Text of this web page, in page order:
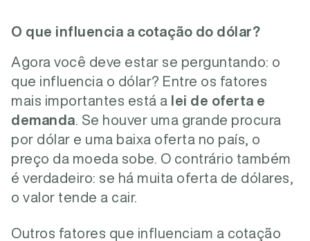
O que influencia a cotação do dólar?
Agora você deve estar se perguntando: o
que influencia o dólar? Entre os fatores
mais importantes está a
lei de oferta e
demanda . Se houver uma grande procura
por dólar e uma baixa oferta no país, o
preço da moeda sobe. O contrário também
é verdadeiro: se há muita oferta de dólares,
o valor tende a cair.
Outros fatores que influenciam a cotação